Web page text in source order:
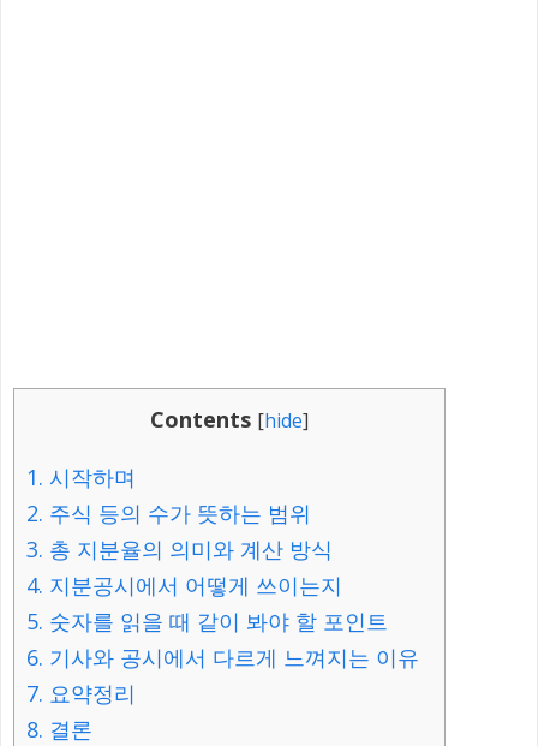
Contents [hide]
1. 시작하며
2. 주식 등의 수가 뜻하는 범위
3. 총 지분율의 의미와 계산 방식
4. 지분공시에서 어떻게 쓰이는지
5. 숫자를 읽을 때 같이 봐야 할 포인트
6. 기사와 공시에서 다르게 느껴지는 이유
7. 요약정리
8. 결론